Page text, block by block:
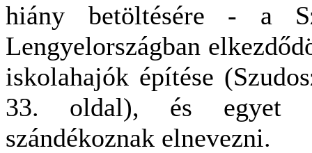
hiány betöltésére - a
Lengyelországban
iskolahajók építése
33. oldal), és egyet
szándékoznak elnevezni.